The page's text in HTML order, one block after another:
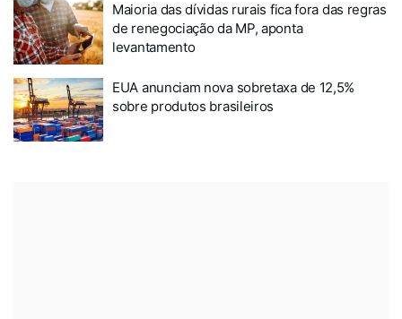
Maioria das dívidas rurais fica fora das regras
de renegociação da MP, aponta
levantamento
EUA anunciam nova sobretaxa de 12,5%
sobre produtos brasileiros